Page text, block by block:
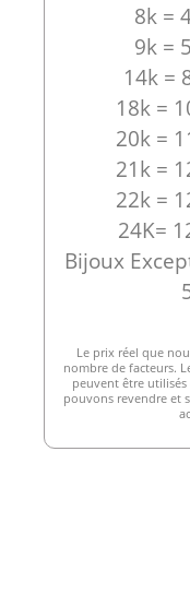
8k =
9k =
14k =
18k =
20k =
21k =
22k =
24K=
Bijoux
Le prix réel que
nombre de facteurs.
peuvent être
pouvons revendre et